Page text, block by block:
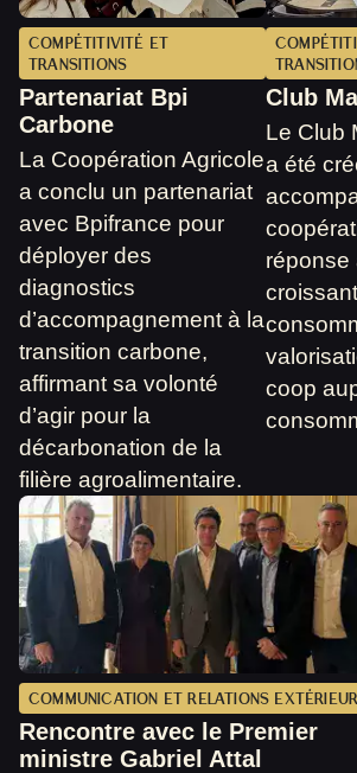
COMPÉTITIVITÉ ET
TRANSITIONS
Partenariat Bpi
Carbone
La Coopération Agricole
a conclu un partenariat
avec Bpifrance pour
déployer des
diagnostics
d’accompagnement à la
transition carbone,
affirmant sa volonté
d’agir pour la
décarbonation de la
filière agroalimentaire.
Club
Le Club
a été
réponse
coop
COMMUNICATION ET RELATIONS
Rencontre avec le Premier
ministre Gabriel Attal